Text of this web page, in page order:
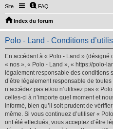
Site FAQ
Index du forum
Polo - Land - Conditions
En accédant à « Polo - Land » (désigné
« nos », « Polo - Land », « https://polo-
légalement responsable des conditions
d’être légalement responsable de
n’accédez pas et/ou n’utilisez pas «
celles-ci à n’importe quel moment et
informé, bien qu’il soit prudent de
même. Si vous continuez d’utiliser «
ont été effectués, vous acceptez d’être